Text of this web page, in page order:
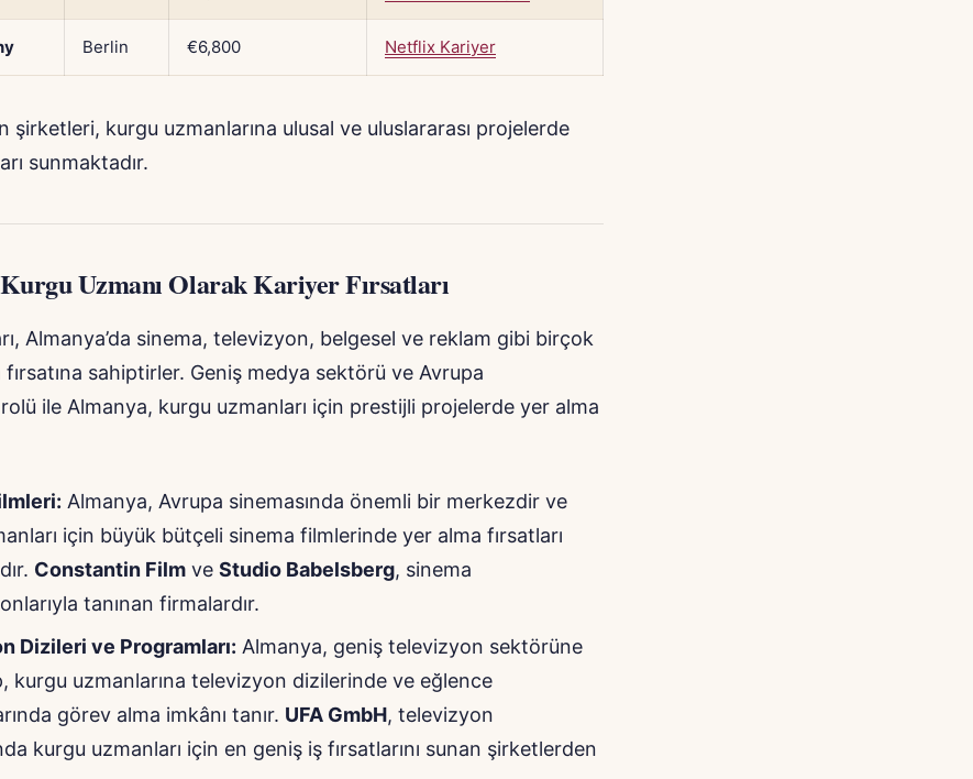
Berlin €6,800 Netflix Kariyer
şirketleri, kurgu uzmanlarına ulusal ve uluslararası projelerde
sunmaktadır.
Uzmanı Olarak Kariyer Fırsatları
Almanya’da sinema, televizyon, belgesel ve reklam gibi birçok
fırsatına sahiptirler. Geniş medya sektörü ve Avrupa
ile Almanya, kurgu uzmanları için prestijli projelerde yer alma
Almanya, Avrupa sinemasında önemli bir merkezdir ve
için büyük bütçeli sinema filmlerinde yer alma fırsatları
Constantin Film ve Studio Babelsberg, sinema
tanınan firmalardır.
Dizileri ve Programları: Almanya, geniş televizyon sektörüne
kurgu uzmanlarına televizyon dizilerinde ve eğlence
görev alma imkânı tanır. UFA GmbH, televizyon
kurgu uzmanları için en geniş iş fırsatlarını sunan şirketlerden